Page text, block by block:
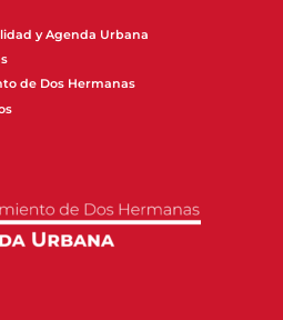
y Agenda Urbana
de Dos Hermanas